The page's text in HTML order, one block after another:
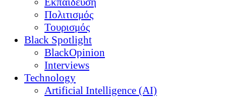
Πολιτισμός
Τουρισμός
Black Spotlight
BlackOpinion
Interviews
Technology
Artificial Intelligence (AI)